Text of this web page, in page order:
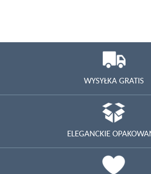
WYSYŁKA GRATIS
ELEGANCKIE